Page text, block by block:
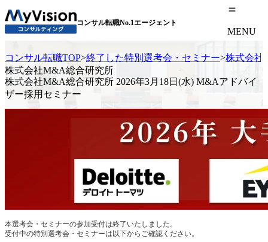
コンサル転職No.1エージェント
MENU
コンサル転職TOP>終了した特別選考会・セミナー>株式会社
株式会社M&A総合研究所
株式会社M&A総合研究所 2026年3月18日(水) M&Aアドバイ
ザー採用セミナー
本選考会・セミナーの参加受付は終了いたしました。
受付中の特別選考会・セミナーは以下からご確認ください。